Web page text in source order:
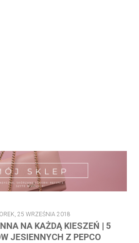
25 WRZEŚNIA 2018
NA KAŻDĄ KIESZEŃ | 5
JESIENNYCH Z PEPCO